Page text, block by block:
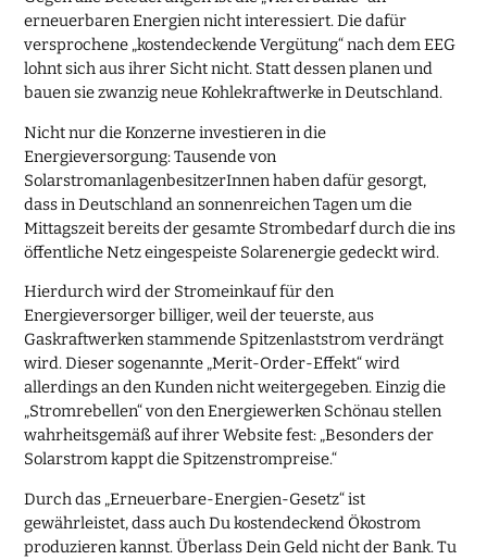
erneuerbaren Energien nicht interessiert. Die dafür
versprochene „kostendeckende Vergütung“ nach dem EEG
lohnt sich aus ihrer Sicht nicht. Statt dessen planen und
bauen sie zwanzig neue Kohlekraftwerke in Deutschland.
Nicht nur die Konzerne investieren in die
Energieversorgung: Tausende von
SolarstromanlagenbesitzerInnen haben dafür gesorgt,
dass in Deutschland an sonnenreichen Tagen um die
Mittagszeit bereits der gesamte Strombedarf durch die ins
öffentliche Netz eingespeiste Solarenergie gedeckt wird.
Hierdurch wird der Stromeinkauf für den
Energieversorger billiger, weil der teuerste, aus
Gaskraftwerken stammende Spitzenlaststrom verdrängt
wird. Dieser sogenannte „Merit-Order-Effekt“ wird
allerdings an den Kunden nicht weitergegeben. Einzig die
„Stromrebellen“ von den Energiewerken Schönau stellen
wahrheitsgemäß auf ihrer Website fest: „Besonders der
Solarstrom kappt die Spitzenstrompreise.“
Durch das „Erneuerbare-Energien-Gesetz“ ist
gewährleistet, dass auch Du kostendeckend Ökostrom
produzieren kannst. Überlass Dein Geld nicht der Bank. Tu